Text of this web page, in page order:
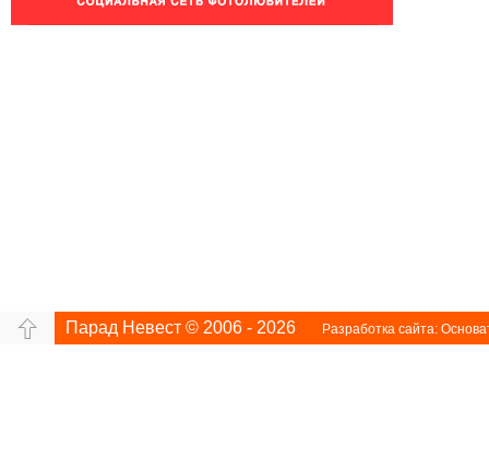
Парад Невест © 2006 - 2026 Разработка сайта: